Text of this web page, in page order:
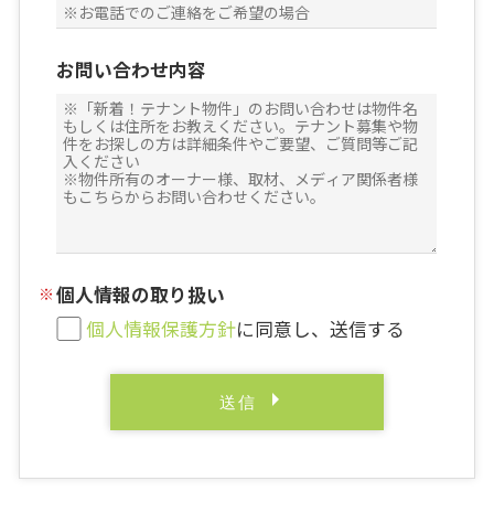
お問い合わせ内容
個人情報の取り扱い
個人情報保護方針に同意し、送信する